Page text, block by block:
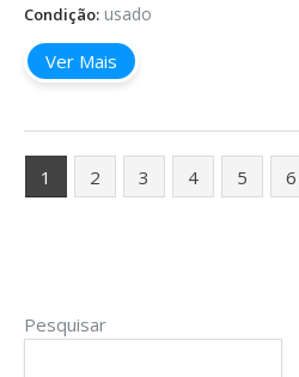
Condição: usado
Ver Mais
1 2 3 4 5 6
Pesquisar